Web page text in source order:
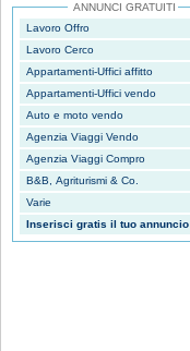
ANNUNCI GRATUITI
Lavoro Offro
Lavoro Cerco
Appartamenti-Uffici affitto
Appartamenti-Uffici vendo
Auto e moto vendo
Agenzia Viaggi Vendo
Agenzia Viaggi Compro
B&B, Agriturismi & Co.
Varie
Inserisci gratis il tuo annuncio